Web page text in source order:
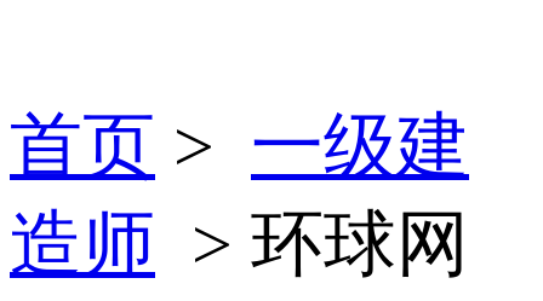
首页 > 一级建
造师 > 环球网